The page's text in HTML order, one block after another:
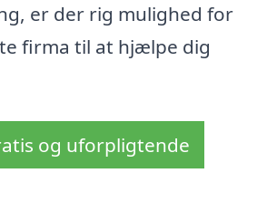
er der rig mulighed for
firma til at hjælpe dig
og uforpligtende